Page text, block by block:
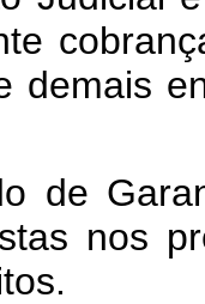
demais
de
nos